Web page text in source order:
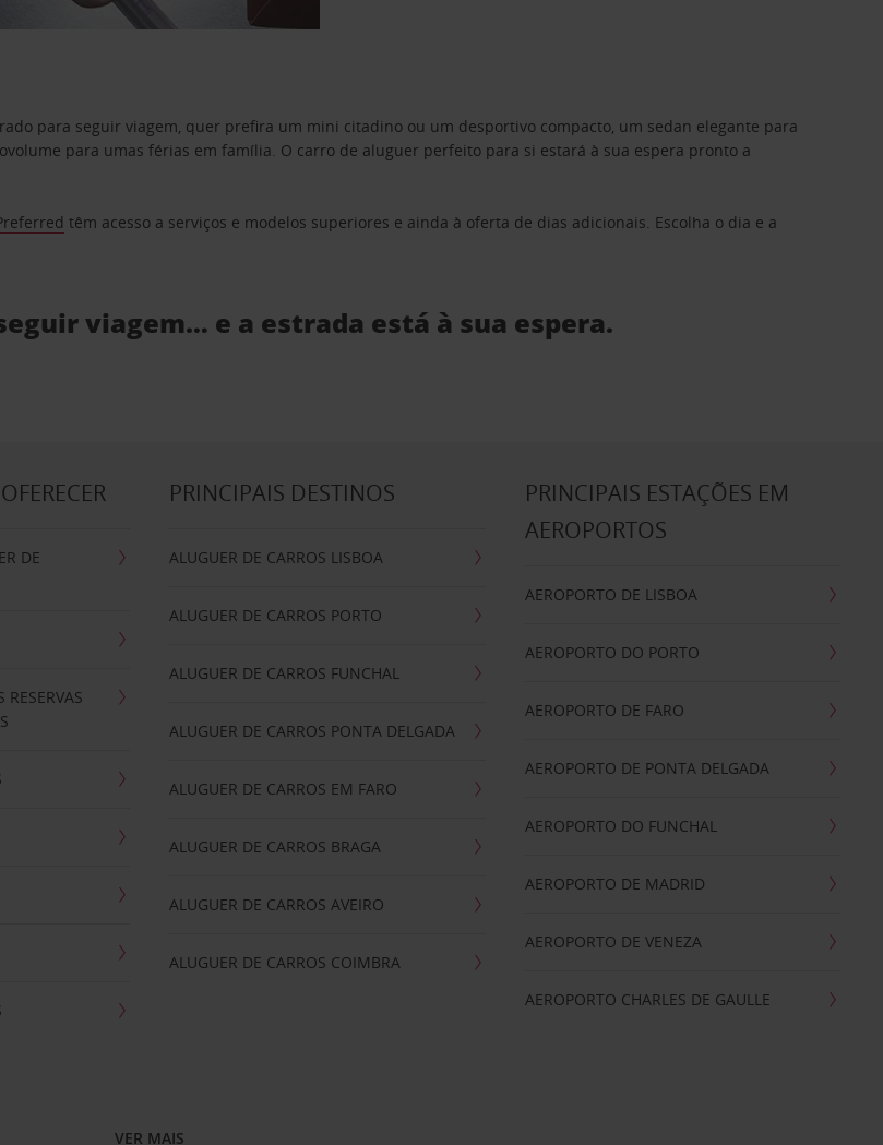
para seguir viagem, quer prefira um mini citadino ou um desportivo compacto, um sedan elegante para
para umas férias em família. O carro de aluguer perfeito para si estará à sua espera pronto a
têm acesso a serviços e modelos superiores e ainda à oferta de dias adicionais. Escolha o dia e a
viagem… e a estrada está à sua espera.
DE
RESERVAS
PRINCIPAIS DESTINOS
ALUGUER DE CARROS LISBOA
ALUGUER DE CARROS PORTO
ALUGUER DE CARROS FUNCHAL
ALUGUER DE CARROS PONTA DELGADA
ALUGUER DE CARROS EM FARO
ALUGUER DE CARROS BRAGA
ALUGUER DE CARROS AVEIRO
ALUGUER DE CARROS COIMBRA
PRINCIPAIS ESTAÇÕES EM
AEROPORTOS
AEROPORTO DE LISBOA
AEROPORTO DO PORTO
AEROPORTO DE FARO
AEROPORTO DE PONTA DELGADA
AEROPORTO DO FUNCHAL
AEROPORTO DE MADRID
AEROPORTO DE VENEZA
AEROPORTO CHARLES DE GAULLE
VER MAIS